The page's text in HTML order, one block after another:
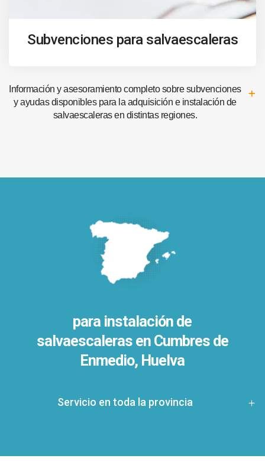
Subvenciones para salvaescaleras
Información y asesoramiento completo sobre subvenciones
y ayudas disponibles para la adquisición e instalación de
salvaescaleras en distintas regiones.
para instalación de
salvaescaleras en Cumbres de
Enmedio, Huelva
Servicio en toda la provincia